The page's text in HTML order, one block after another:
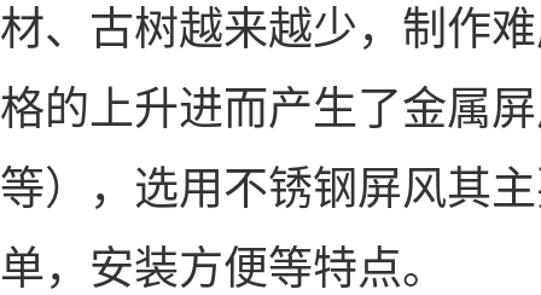
材、古树越来越少，制作
格的上升进而产生了金属
等），选用不锈钢屏风其
单，安装方便等特点。